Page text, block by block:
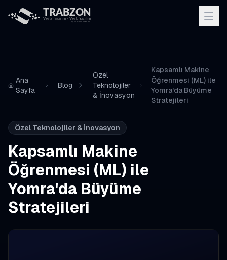
Ana
Sayfa
Blog
Özel
Teknolojiler
& İnovasyon
Kapsamlı Makine
Öğrenmesi (ML) ile
Yomra'da Büyüme
Stratejileri
Özel Teknolojiler & İnovasyon
Kapsamlı Makine
Öğrenmesi (ML) ile
Yomra'da Büyüme
Stratejileri